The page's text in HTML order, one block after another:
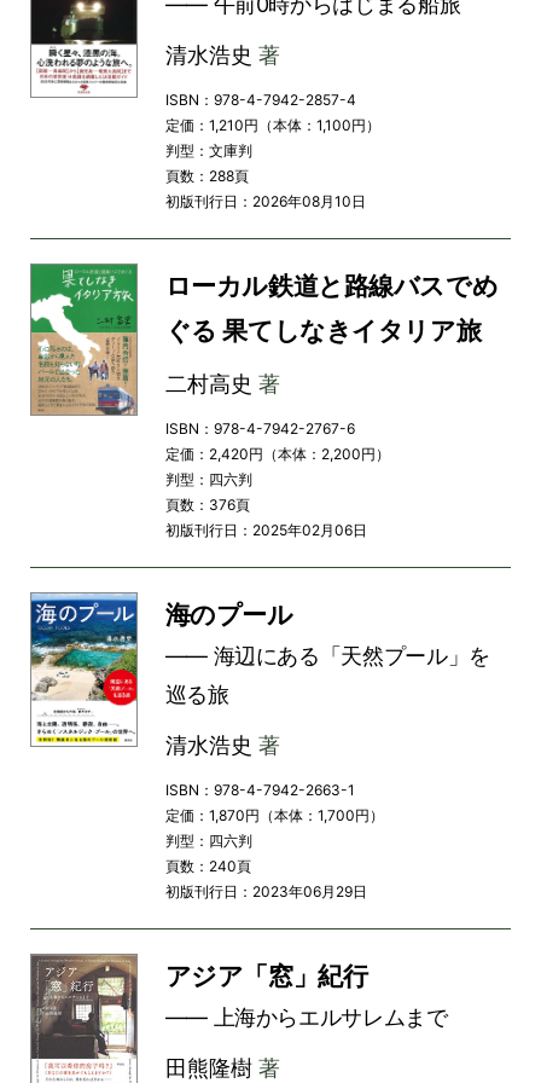
清水浩史 著
ISBN：978-4-7942-2857-4
定価：1,210円（本体：1,100円）
判型：文庫判
頁数：288頁
初版刊行日：2026年08月10日
ローカル鉄道と路線バスでめ
ぐる 果てしなきイタリア旅
二村高史 著
ISBN：978-4-7942-2767-6
定価：2,420円（本体：2,200円）
判型：四六判
頁数：376頁
初版刊行日：2025年02月06日
海のプール
―― 海辺にある「天然プール」を
巡る旅
清水浩史 著
ISBN：978-4-7942-2663-1
定価：1,870円（本体：1,700円）
判型：四六判
頁数：240頁
初版刊行日：2023年06月29日
アジア「窓」紀行
―― 上海からエルサレムまで
田熊隆樹著